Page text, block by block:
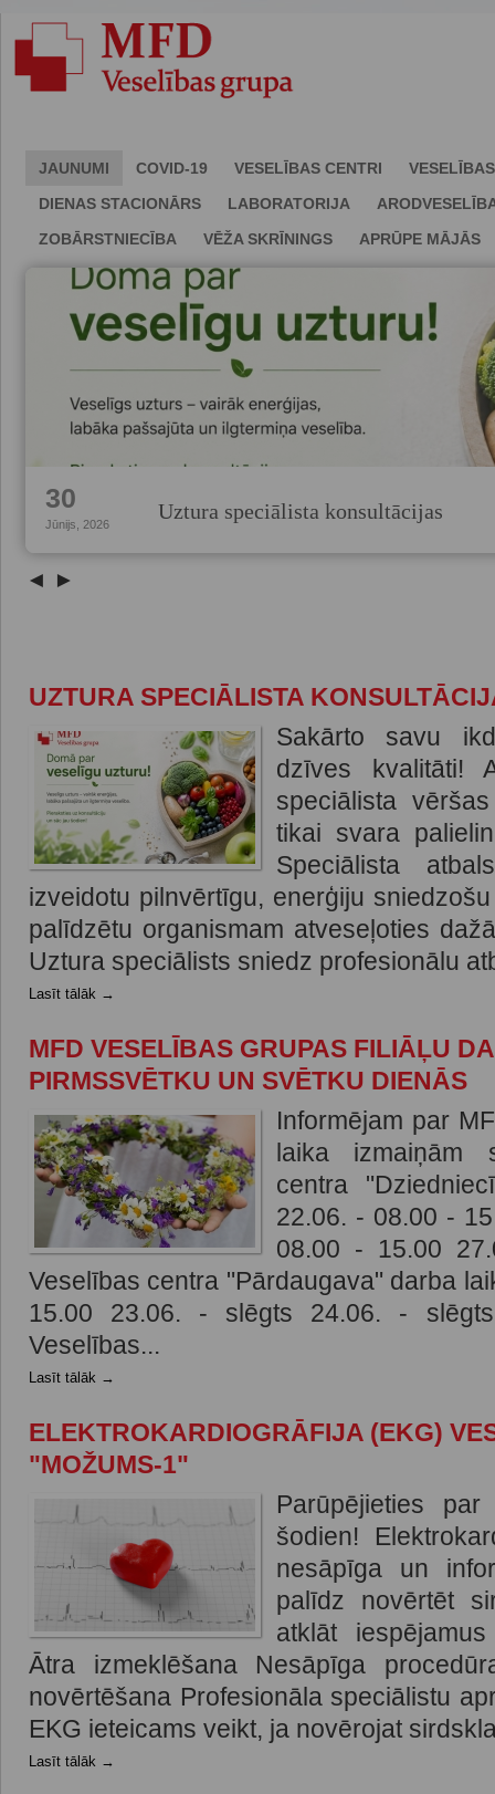
JAUNUMI COVID-19 VESELĪBAS CENTRI
DIENAS STACIONĀRS
LABORATORIJA
ZOBĀRSTNIECĪBA
VĒŽA SKRĪNINGS APRŪPE MĀJĀS
30
Jūnijs, 2026
Uztura speciālista konsultācijas
◄ ►
UZTURA SPECIĀLISTA
Sakārto savu
dzīves kvalitāti!
speciālista
tikai svara
Speciālista
izveidotu pilnvērtīgu, enerģiju
palīdzētu organismam atveseļoties
Uztura speciālists sniedz profesionālu
Lasīt tālāk →
MFD VESELĪBAS GRUPAS FILIĀĻU
PIRMSSVĒTKU UN SVĒTKU DIENĀS
Informējam par
laika izmaiņām
centra
22.06. - 08.00 -
08.00 - 15.00
Veselības centra "Pārdaugava" darba
15.00 23.06. - slēgts 24.06. -
Veselības...
Lasīt tālāk →
ELEKTROKARDIOGRĀFIJA (EKG)
"MOŽUMS-1"
Parūpējieties
šodien!
nesāpīga un
palīdz novērtēt
atklāt
Ātra izmeklēšana Nesāpīga
novērtēšana Profesionāla speciālistu
EKG ieteicams veikt, ja novērojat
Lasīt tālāk →